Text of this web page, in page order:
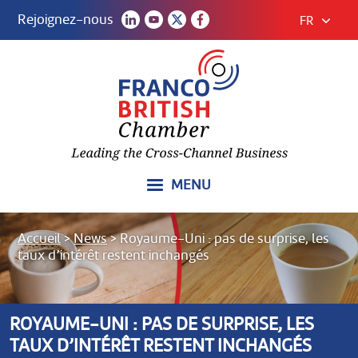
Rejoignez-nous FR
MENU
Accueil>News>Royaume-Uni : pas de surprise, les
taux d’intérêt restent inchangés
ROYAUME-UNI : PAS DE SURPRISE, LES
TAUX D’INTÉRÊT RESTENT INCHANGÉS